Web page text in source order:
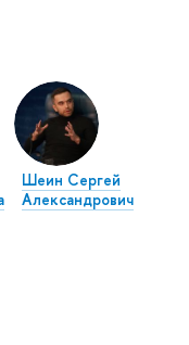
Шеин Сергей
Александрович